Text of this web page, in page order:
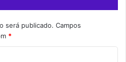
será publicado. Campos
*